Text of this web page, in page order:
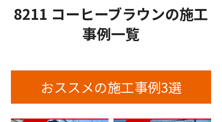
8211 コーヒーブラウンの施工
事例一覧
おススメの施工事例3選